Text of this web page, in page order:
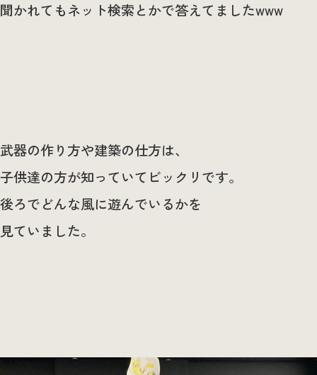
聞かれてもネット検索とかで答えてましたwww
武器の作り方や建築の仕方は、
子供達の方が知っていてビックリです。
後ろでどんな風に遊んでいるかを
見ていました。